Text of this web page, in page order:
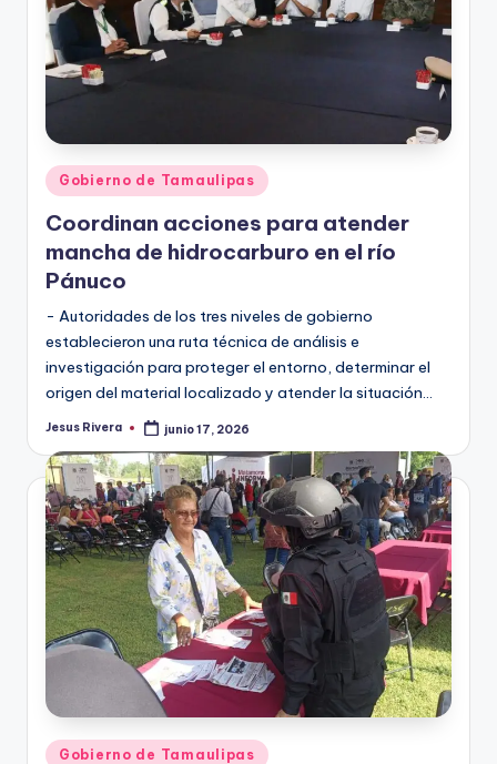
Publicado
en
Gobierno de Tamaulipas
Coordinan acciones para atender
mancha de hidrocarburo en el río
Pánuco
- Autoridades de los tres niveles de gobierno
establecieron una ruta técnica de análisis e
investigación para proteger el entorno, determinar el
origen del material localizado y atender la situación…
Publicado
Jesus Rivera junio 17, 2026
Publicado
Gobierno de Tamaulipas